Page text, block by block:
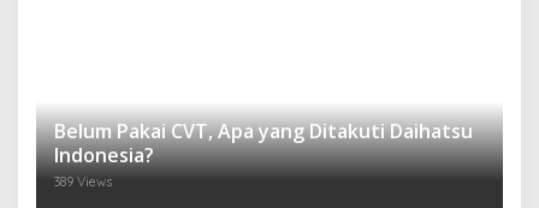
Belum Pakai CVT, Apa yang Ditakuti Daihatsu
Indonesia?
389 Views